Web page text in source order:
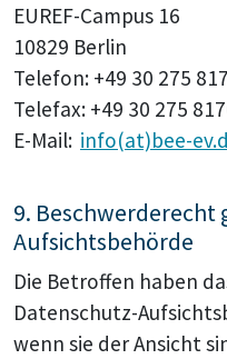
EUREF-Campus 16
10829 Berlin
Telefon: +49 30 275
Telefax: +49 30 275
E-Mail: info(at)bee-
9. Beschwerderecht
Aufsichtsbehörde
Die Betroffen haben
Datenschutz-
wenn sie der Ansicht